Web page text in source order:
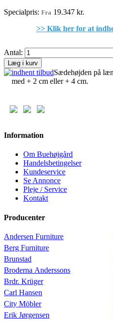
Specialpris: Fra 19.347 kr.
>> Klik her for at
Antal:
Læg i kurv
Sædehøjden på
med + 2 cm eller + 4 cm.
Information
Om Buehøjgård
Handelsbetingelser
Kundeservice
Se Annonce
Pleje / Service
Kontakt
Producenter
Andersen Furniture
Berg Furniture
Brunstad
Broderna Anderssons
Brdr. Krüger
Carl Hansen
City Möbler
Erik Jørgensen